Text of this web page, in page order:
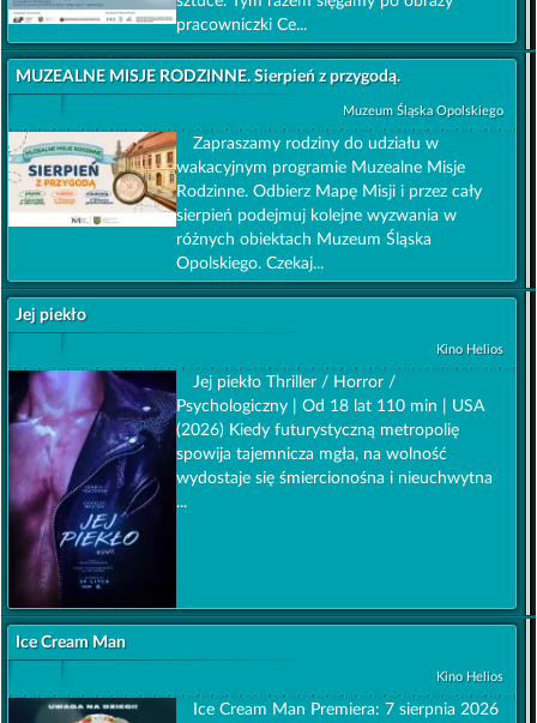
pracowniczki Ce...
MUZEALNE MISJE RODZINNE. Sierpień z przygodą.
Muzeum Śląska Opolskiego
Zapraszamy rodziny do udziału w
wakacyjnym programie Muzealne Misje
Rodzinne. Odbierz Mapę Misji i przez cały
sierpień podejmuj kolejne wyzwania w
różnych obiektach Muzeum Śląska
Opolskiego. Czekaj...
Jej piekło
Kino Helios
Jej piekło Thriller / Horror /
Psychologiczny | Od 18 lat 110 min | USA
(2026) Kiedy futurystyczną metropolię
spowija tajemnicza mgła, na wolność
wydostaje się śmiercionośna i nieuchwytna
...
Ice Cream Man
Kino Helios
Ice Cream Man Premiera: 7 sierpnia 2026